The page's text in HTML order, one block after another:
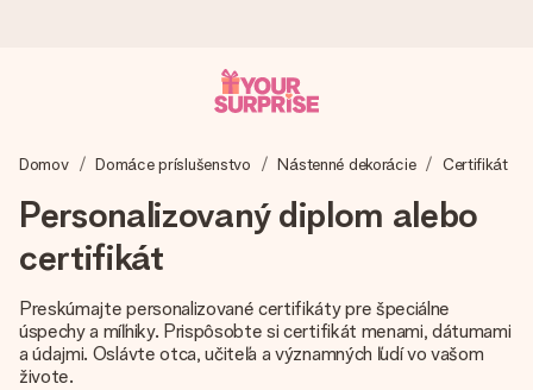
Váš darček starostlivo vyrobíme a bleskovo odošleme –
na tom najviac záleží.
4,7 (na základe +15 000 recenzií)
Naše darčeky inšpirujú. Zákazníci nás na Google Reviews
hodnotia známkou 4,7.
Domov Domáce príslušenstvo Nástenné dekorácie Certifikát
Personalizovaný diplom alebo
certifikát
Preskúmajte personalizované certifikáty pre špeciálne
úspechy a míľniky. Prispôsobte si certifikát menami, dátumami
a údajmi. Oslávte otca, učiteľa a významných ľudí vo vašom
živote.